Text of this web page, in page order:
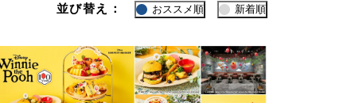
並び替え： おススメ順 新着順